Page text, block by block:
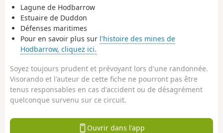
Lagune de Hodbarrow
Estuaire de Duddon
Défenses maritimes
Pour en savoir plus sur l'histoire des mines de
Hodbarrow, cliquez ici.
Soyez toujours prudent et prévoyant lors d'une randonnée.
Visorando et l'auteur de cette fiche ne pourront pas être
tenus responsables en cas d'accident ou de désagrément
quelconque survenu sur ce circuit.
Ouvrir dans l'app